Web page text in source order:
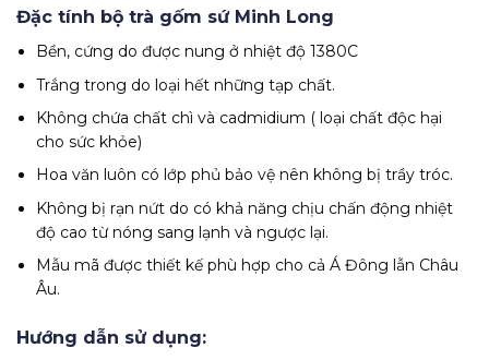
Đặc tính bộ trà gốm sứ Minh Long
Bền, cứng do được nung ở nhiệt độ 1380C
Trắng trong do loại hết những tạp chất.
Không chứa chất chì và cadmidium ( loại chất độc hại
cho sức khỏe)
Hoa văn luôn có lớp phủ bảo vệ nên không bị trầy tróc.
Không bị rạn nứt do có khả năng chịu chấn động nhiệt
độ cao từ nóng sang lạnh và ngược lại.
Mẫu mã được thiết kế phù hợp cho cả Á Đông lẫn Châu
Âu.
Hướng dẫn sử dụng: